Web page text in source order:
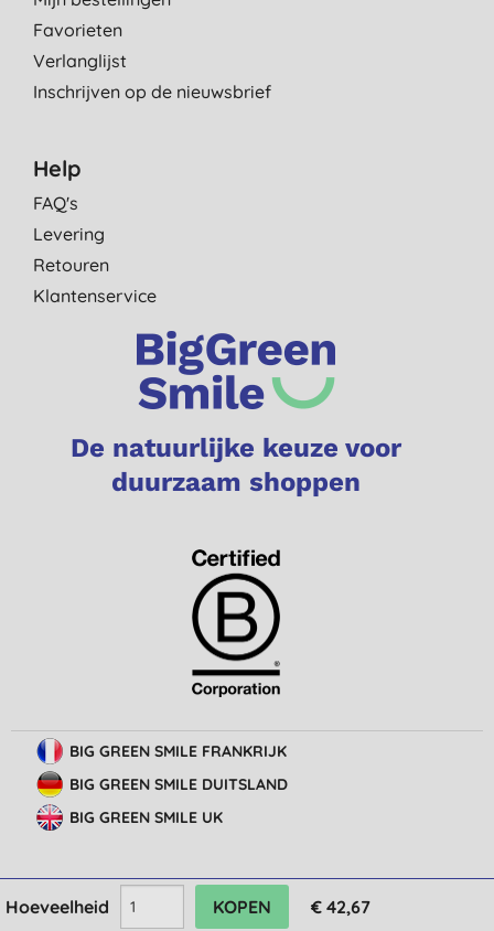
Hoeveelheid € 42,67
Favorieten
Verlanglijst
Inschrijven op de nieuwsbrief
Help
FAQ's
Levering
Retouren
Klantenservice
De natuurlijke keuze voor
duurzaam shoppen
BIG GREEN SMILE FRANKRIJK
BIG GREEN SMILE DUITSLAND
BIG GREEN SMILE UK
© Big Green Smile Europe
Algemene voorwaarden
Bescherming van privacy
Cookie-instellingen